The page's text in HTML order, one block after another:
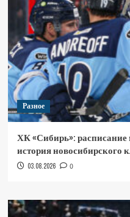
Разное
ХК «Сибирь»: расписание
история новосибирского
03.08.2026 0